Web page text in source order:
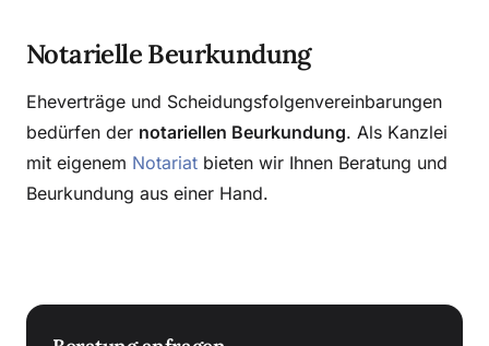
Notarielle Beurkundung
Eheverträge und Scheidungsfolgenvereinbarungen
bedürfen der notariellen Beurkundung. Als Kanzlei
mit eigenem Notariat bieten wir Ihnen Beratung und
Beurkundung aus einer Hand.